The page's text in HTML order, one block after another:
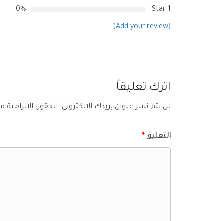
1 Star
0%
(Add your review)
اترك تعليقاً
لن يتم نشر عنوان بريدك الإلكتروني. الحقول الإلزامية
التعليق *